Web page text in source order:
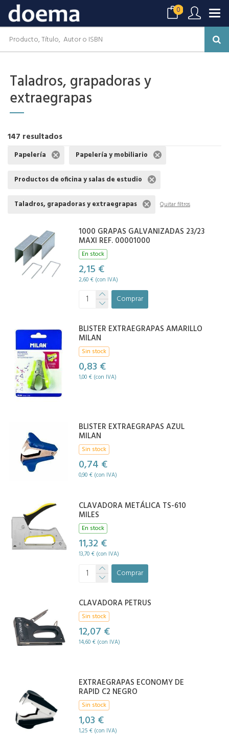
0
Taladros, grapadoras y
extraegrapas
147 resultados
Papelería Papelería y mobiliario
Productos de oficina y salas de estudio
Taladros, grapadoras y extraegrapas Quitar filtros
1000 GRAPAS GALVANIZADAS 23/23
MAXI REF. 00001000
En stock
2,15 €
2,60 € (con IVA)
Comprar
BLISTER EXTRAEGRAPAS AMARILLO
MILAN
Sin stock
0,83 €
1,00 € (con IVA)
BLISTER EXTRAEGRAPAS AZUL
MILAN
Sin stock
0,74 €
0,90 € (con IVA)
CLAVADORA METÁLICA TS-610
MILES
En stock
11,32 €
13,70 € (con IVA)
Comprar
CLAVADORA PETRUS
Sin stock
12,07 €
14,60 € (con IVA)
EXTRAEGRAPAS ECONOMY DE
RAPID C2 NEGRO
Sin stock
1,03 €
1,25 € (con IVA)